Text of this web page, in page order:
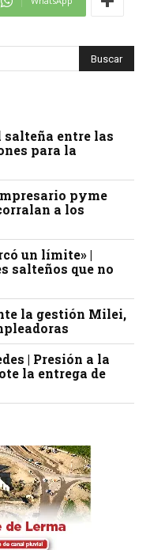
salteña entre las
para la
pyme
a los
un límite» |
salteños que no
la gestión Milei,
| Presión a la
la entrega de